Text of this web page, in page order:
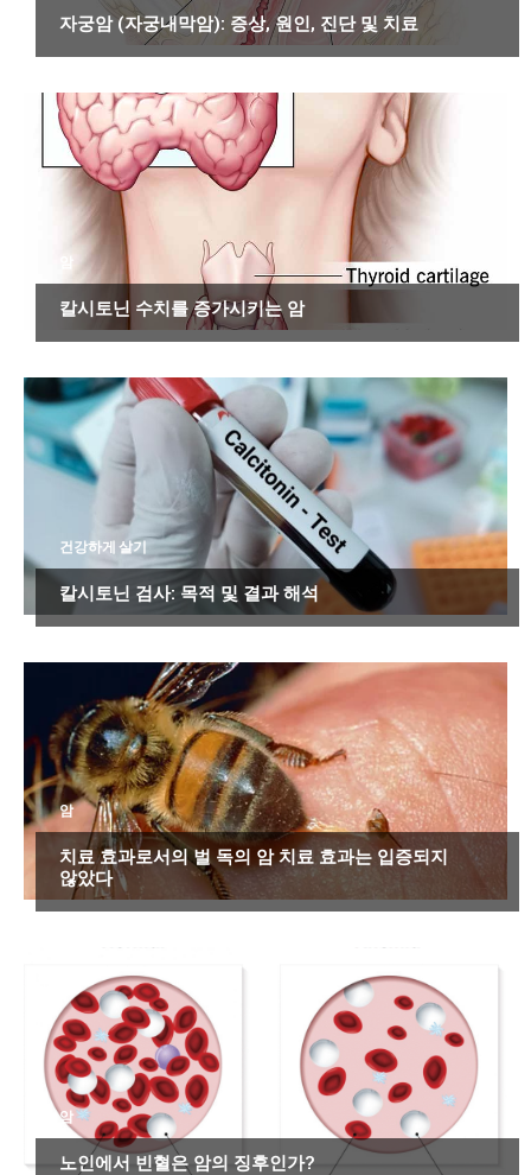
자궁암 (자궁내막암): 증상, 원인, 진단 및 치료
칼시토닌 수치를 증가시키는 암
건강하게 살기
칼시토닌 검사: 목적 및 결과 해석
암
치료 효과로서의 벌 독의 암 치료 효과는 입증되지
않았다
암
노인에서 빈혈은 암의 징후인가?